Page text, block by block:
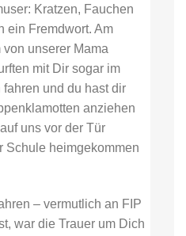
Kratzen, Fauchen
ein Fremdwort. Am
von unserer Mama
mit Dir sogar im
und du hast dir
anziehen
uns vor der Tür
Schule heimgekommen
– vermutlich an FIP
war die Trauer um Dich